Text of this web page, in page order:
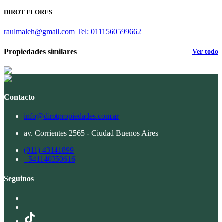
DIROT FLORES
raulmaleh@gmail.com Tel: 0111560599662
Propiedades similares Ver todo
Contacto
info@dirotpropiedades.com.ar
av. Corrientes 2565 - Ciudad Buenos Aires
(011) 43141899
+541140350616
Seguinos